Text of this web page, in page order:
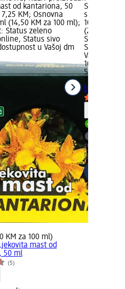
od kantariona, 50
KM; Osnovna
(14,50 KM za 100 ml);
Status zeleno
Status sivo
u Vašoj dm
KM za 100 ml)
mast od
50 ml
(5)
Sinusal
sinuse i
10,65 KM;
(21,30 KM
Status
Status sivo
Vašoj dm
10,65 KM
50 ml
TAHIROVIĆ
balzam za
Provjerite
trgovini